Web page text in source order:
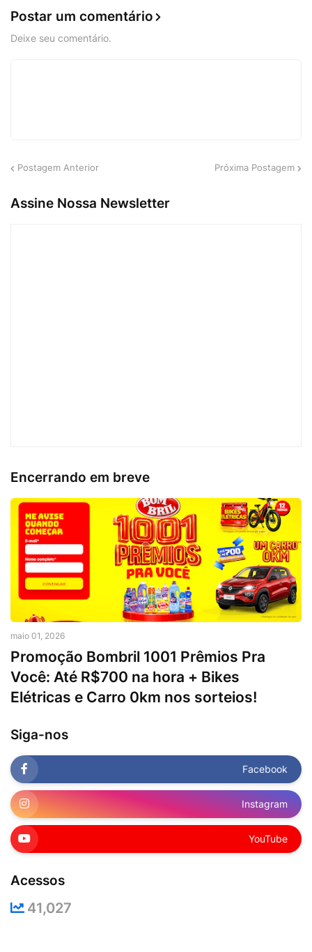
Postar um comentário
Deixe seu comentário.
Postagem Anterior Próxima Postagem
Assine Nossa Newsletter
Encerrando em breve
maio 01, 2026
Promoção Bombril 1001 Prêmios Pra
Você: Até R$700 na hora + Bikes
Elétricas e Carro 0km nos sorteios!
Siga-nos
Facebook
Instagram
YouTube
Acessos
41,027